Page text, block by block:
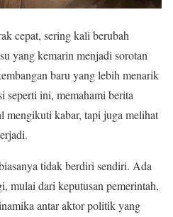
cepat, sering kali berubah
yang kemarin menjadi sorotan
baru yang lebih menarik
seperti ini, memahami berita
mengikuti kabar, tapi juga melihat
tidak berdiri sendiri. Ada
mulai dari keputusan pemerintah,
antar aktor politik yang